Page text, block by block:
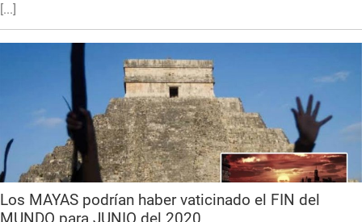
[...]
Los MAYAS podrían haber vaticinado el FIN del